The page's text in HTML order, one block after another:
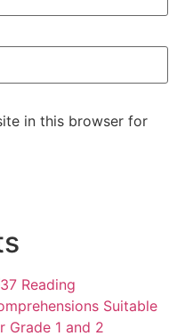
in this browser for